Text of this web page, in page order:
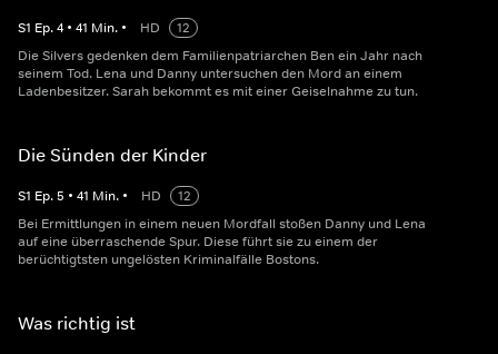
S1 Ep.4 • 41 Min. • HD
12
Die Silvers gedenken dem Familienpatriarchen Ben ein Jahr nach
seinem Tod. Lena und Danny untersuchen den Mord an einem
Ladenbesitzer. Sarah bekommt es mit einer Geiselnahme zu tun.
Die Sünden der Kinder
S1 Ep.5 • 41 Min. • HD
12
Bei Ermittlungen in einem neuen Mordfall stoßen Danny und Lena
auf eine überraschende Spur. Diese führt sie zu einem der
berüchtigtsten ungelösten Kriminalfälle Bostons.
Was richtig ist